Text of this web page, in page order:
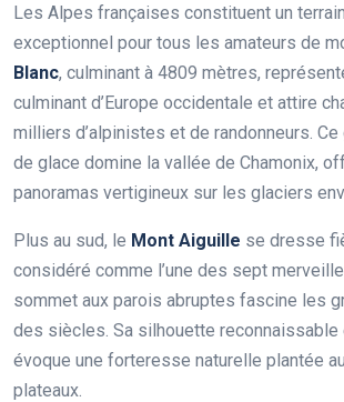
Les Alpes françaises constituent un
exceptionnel pour tous les amateurs de
Blanc, culminant à 4809 mètres,
culminant d’Europe occidentale et attire
milliers d’alpinistes et de randonneurs.
de glace domine la vallée de Chamonix,
panoramas vertigineux sur les glaciers
Plus au sud, le Mont Aiguille se dresse
considéré comme l’une des sept
sommet aux parois abruptes fascine les
des siècles. Sa silhouette reconnaissable
évoque une forteresse naturelle plantée
plateaux.